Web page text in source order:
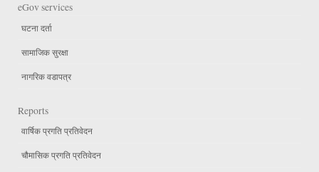
eGov services
घटना दर्ता
सामाजिक सुरक्षा
नागरिक वडापत्र
Reports
वार्षिक प्रगति प्रतिवेदन
चौमासिक प्रगति प्रतिवेदन